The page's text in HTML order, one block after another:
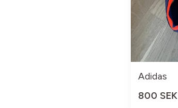
Adidas
800 SEK